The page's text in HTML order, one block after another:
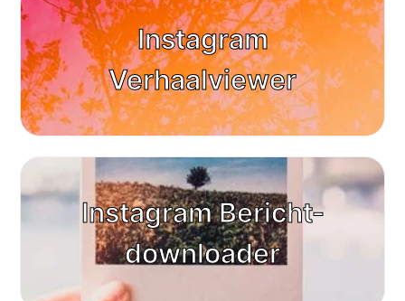
Instagram
Verhaalviewer
Instagram Bericht-
downloader